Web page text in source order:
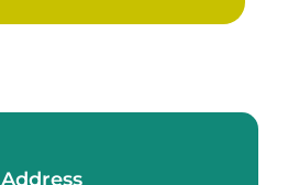
Address